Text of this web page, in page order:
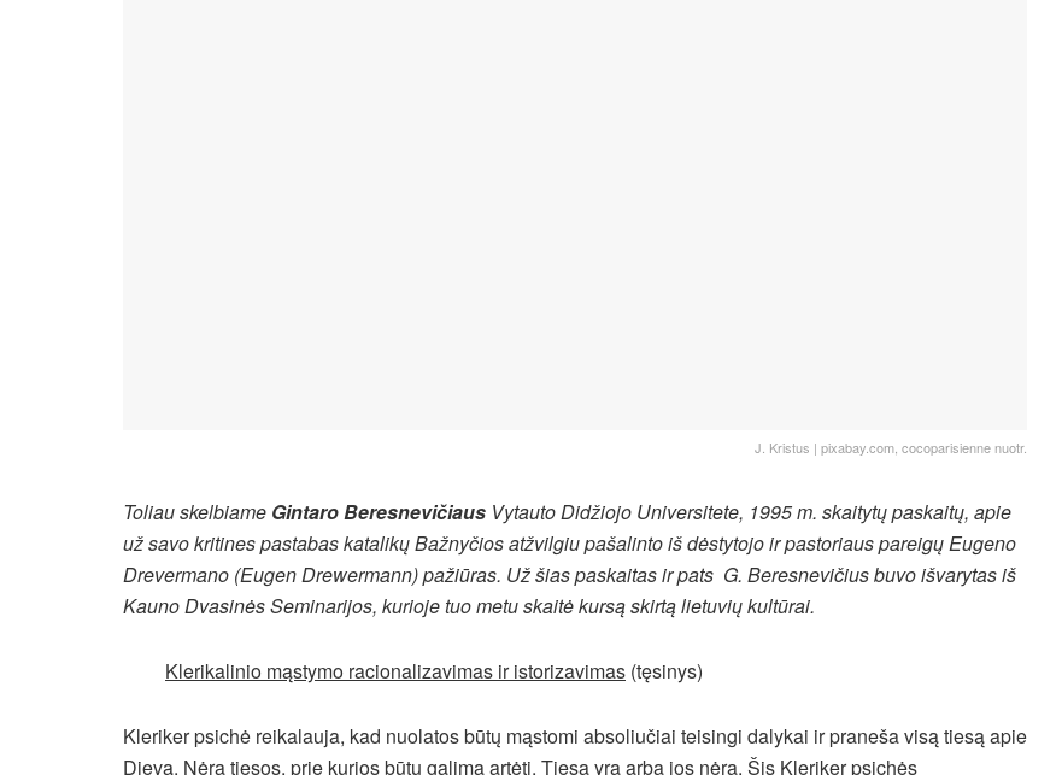
J. Kristus | pixabay.com, cocoparisienne nuotr.
Toliau skelbiame Gintaro Beresnevičiaus Vytauto Didžiojo Universitete, 1995 m. skaitytų paskaitų, apie
už savo kritines pastabas katalikų Bažnyčios atžvilgiu pašalinto iš dėstytojo ir pastoriaus pareigų Eugeno
Drevermano (Eugen Drewermann) pažiūras. Už šias paskaitas ir pats G. Beresnevičius buvo išvarytas iš
Kauno Dvasinės Seminarijos, kurioje tuo metu skaitė kursą skirtą lietuvių kultūrai.
Klerikalinio mąstymo racionalizavimas ir istorizavimas (tęsinys)
Kleriker psichė reikalauja, kad nuolatos būtų mąstomi absoliučiai teisingi dalykai ir praneša visą tiesą apie
Dievą. Nėra tiesos, prie kurios būtų galima artėti. Tiesa yra arba jos nėra. Šis Kleriker psichės